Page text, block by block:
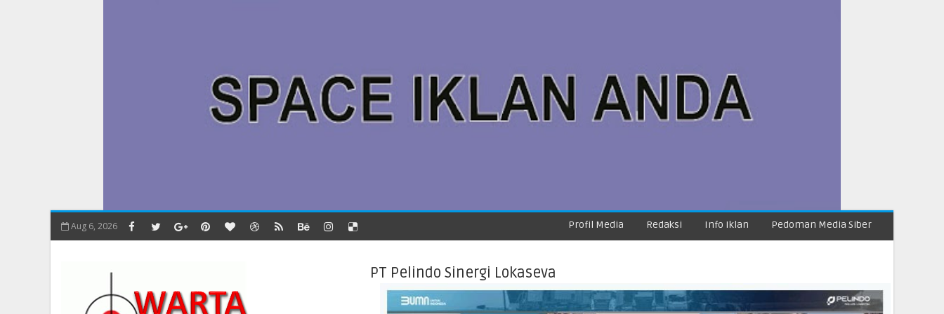
Aug 6, 2026 Profil Media Redaksi Info Iklan Pedoman Media Siber
PT Pelindo Sinergi Lokaseva